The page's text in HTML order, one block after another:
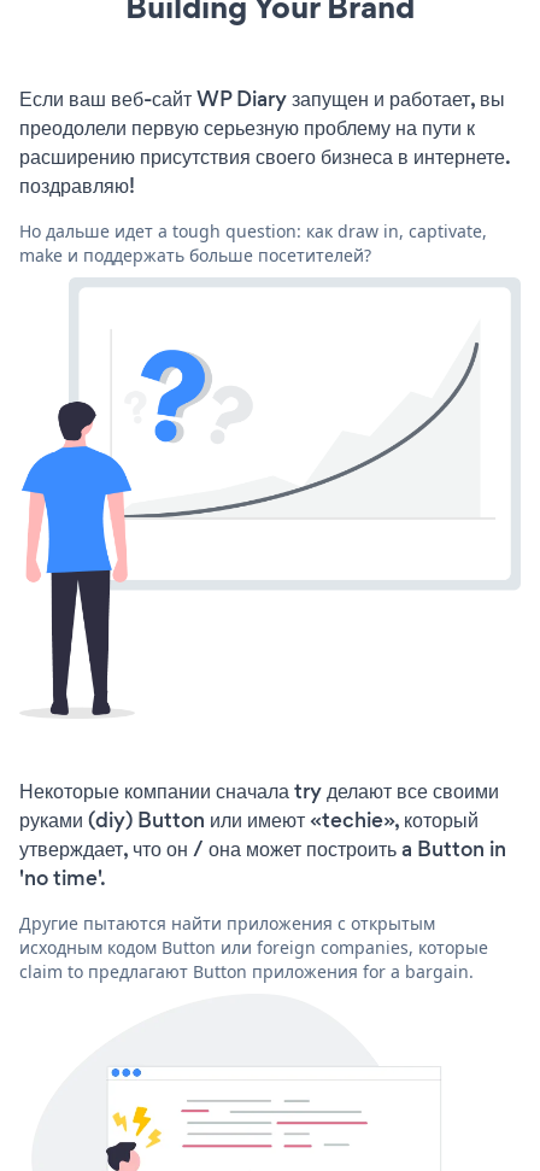
Если ваш веб-сайт WP Diary запущен и работает, вы
преодолели первую серьезную проблему на пути к
расширению присутствия своего бизнеса в интернете.
поздравляю!
Но дальше идет a tough question: как draw in, captivate,
make и поддержать больше посетителей?
Некоторые компании сначала try делают все своими
руками (diy) Button или имеют «techie», который
утверждает, что он / она может построить a Button in
'no time'.
Другие пытаются найти приложения с открытым
исходным кодом Button или foreign companies, которые
claim to предлагают Button приложения for a bargain.